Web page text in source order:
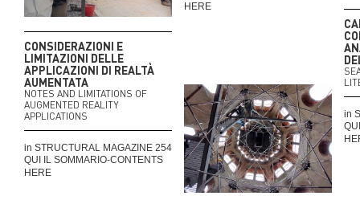
HERE
CONSIDERAZIONI E
LIMITAZIONI DELLE
APPLICAZIONI DI REALTÀ
AUMENTATA
NOTES AND LIMITATIONS OF
AUGMENTED REALITY
APPLICATIONS
in STRUCTURAL MAGAZINE 254
QUI IL SOMMARIO-CONTENTS
HERE
in